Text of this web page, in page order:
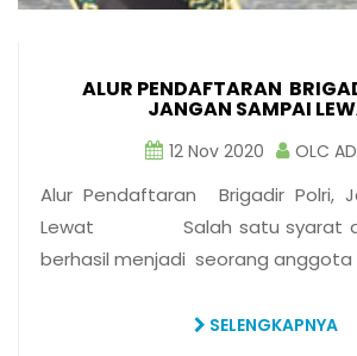
ALUR PENDAFTARAN
JANGAN SAMPAI
12 Nov 2020 OLC
Alur Pendaftaran Brigadir Polri,
Lewat Salah satu syarat
berhasil menjadi seorang anggota
SELENGKAPNYA